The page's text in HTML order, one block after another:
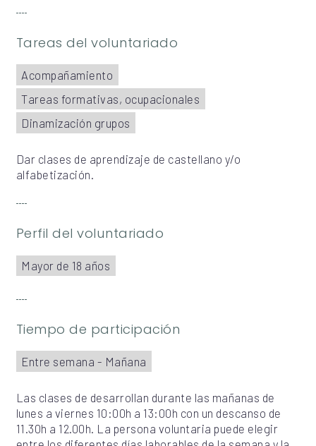
Tareas del voluntariado
Acompañamiento
Tareas formativas, ocupacionales
Dinamización grupos
Dar clases de aprendizaje de castellano y/o
alfabetización.
Perfil del voluntariado
Mayor de 18 años
Tiempo de participación
Entre semana - Mañana
Las clases de desarrollan durante las mañanas de
lunes a viernes 10:00h a 13:00h con un descanso de
11.30h a 12.00h. La persona voluntaria puede elegir